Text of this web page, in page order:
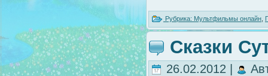
Рубрика: Мультфильмы онлайн
Сказки
26.02.2012 |